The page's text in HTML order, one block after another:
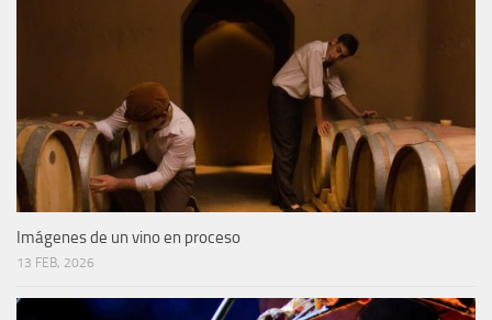
Imágenes de un vino en proceso
13 FEB, 2026